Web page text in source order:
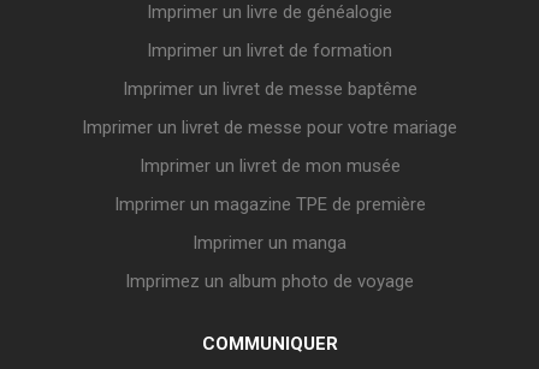
Imprimer un livre de généalogie
Imprimer un livret de formation
Imprimer un livret de messe baptême
Imprimer un livret de messe pour votre mariage
Imprimer un livret de mon musée
Imprimer un magazine TPE de première
Imprimer un manga
Imprimez un album photo de voyage
COMMUNIQUER